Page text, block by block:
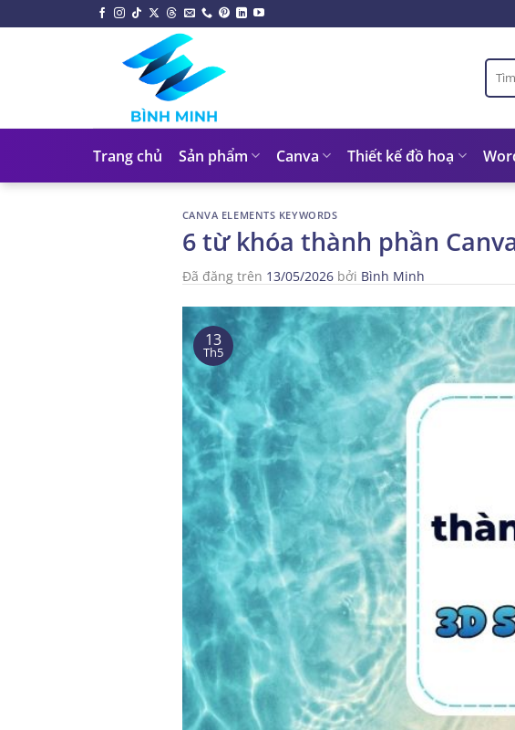
đến
Tìm
kiếm:
Trang chủ Sản phẩm Canva Thiết kế đồ hoạ
CANVA ELEMENTS KEYWORDS
6 từ khóa thành phần
Đã đăng trên 13/05/2026 bởi Bình Minh
13
Th5